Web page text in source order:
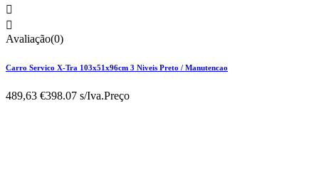


Avaliação(0)
Carro Servico X-Tra 103x51x96cm 3 Niveis Preto / Manutencao
489,63 €398.07 s/Iva.Preço